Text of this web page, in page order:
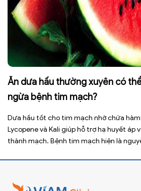
Ăn dưa hấu thường xuyên có
ngừa bệnh tim mạch?
Dưa hấu tốt cho tim mạch nhờ chứa
Lycopene và Kali giúp hỗ trợ hạ huyết áp
thành mạch. Bệnh tim mạch hiện là